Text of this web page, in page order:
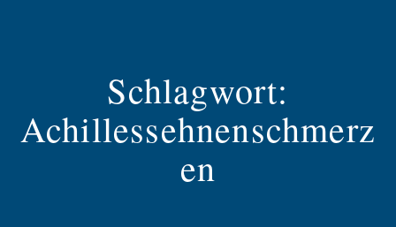
Schlagwort:
Achillessehnenschmerz
en